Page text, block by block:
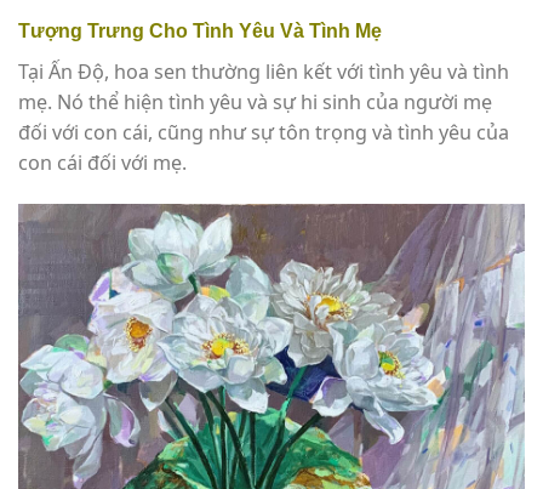
Tượng Trưng Cho Tình Yêu Và Tình Mẹ
Tại Ấn Độ, hoa sen thường liên kết với tình yêu và tình
mẹ. Nó thể hiện tình yêu và sự hi sinh của người mẹ
đối với con cái, cũng như sự tôn trọng và tình yêu của
con cái đối với mẹ.